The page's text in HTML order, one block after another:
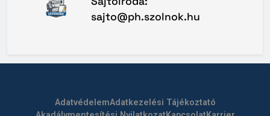
sajto@ph.szolnok.hu
AdatvédelemAdatkezelési Tájékoztató